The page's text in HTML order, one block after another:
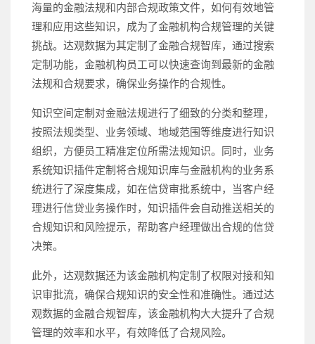
海量的金融法规和内部合规政策文件，如何有效地管
理和应用这些知识，成为了金融机构合规管理的关键
挑战。达观数据为其定制了金融合规智库，通过搜索
定制功能，金融机构员工可以快速查询到最新的金融
法规和合规要求，确保业务操作的合规性。
知识空间定制对金融法规进行了细致的分类和整理，
按照法规类型、业务领域、地域范围等维度进行知识
组织，方便员工精准定位所需法规知识。同时，业务
系统知识插件定制将合规知识库与金融机构的业务系
统进行了深度集成，如在信贷审批系统中，当客户经
理进行信贷业务操作时，知识插件会自动推送相关的
合规知识和风险提示，帮助客户经理做出合规的信贷
决策。
此外，达观数据还为该金融机构定制了权限对接和知
识审批流，确保合规知识的安全性和准确性。通过达
观数据的金融合规智库，该金融机构大大提升了合规
管理的效率和水平，有效降低了合规风险。